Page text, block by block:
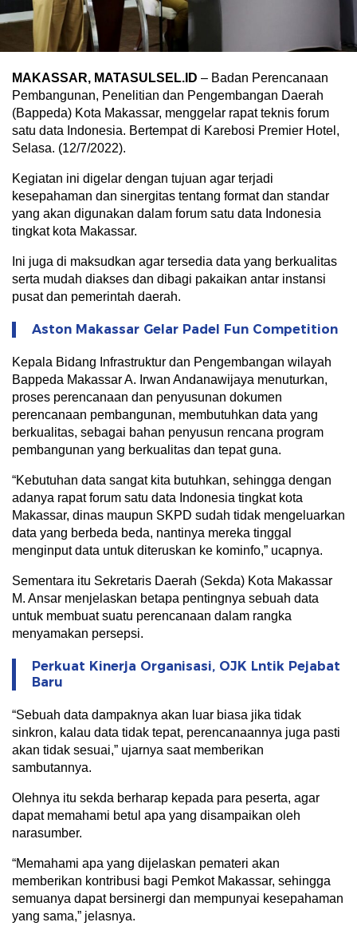
MAKASSAR, MATASULSEL.ID – Badan Perencanaan
Pembangunan, Penelitian dan Pengembangan Daerah
(Bappeda) Kota Makassar, menggelar rapat teknis forum
satu data Indonesia. Bertempat di Karebosi Premier Hotel,
Selasa. (12/7/2022).
Kegiatan ini digelar dengan tujuan agar terjadi
kesepahaman dan sinergitas tentang format dan standar
yang akan digunakan dalam forum satu data Indonesia
tingkat kota Makassar.
Ini juga di maksudkan agar tersedia data yang berkualitas
serta mudah diakses dan dibagi pakaikan antar instansi
pusat dan pemerintah daerah.
Aston Makassar Gelar Padel Fun Competition
Kepala Bidang Infrastruktur dan Pengembangan wilayah
Bappeda Makassar A. Irwan Andanawijaya menuturkan,
proses perencanaan dan penyusunan dokumen
perencanaan pembangunan, membutuhkan data yang
berkualitas, sebagai bahan penyusun rencana program
pembangunan yang berkualitas dan tepat guna.
“Kebutuhan data sangat kita butuhkan, sehingga dengan
adanya rapat forum satu data Indonesia tingkat kota
Makassar, dinas maupun SKPD sudah tidak mengeluarkan
data yang berbeda beda, nantinya mereka tinggal
menginput data untuk diteruskan ke kominfo,” ucapnya.
Sementara itu Sekretaris Daerah (Sekda) Kota Makassar
M. Ansar menjelaskan betapa pentingnya sebuah data
untuk membuat suatu perencanaan dalam rangka
menyamakan persepsi.
Perkuat Kinerja Organisasi, OJK Lntik Pejabat
Baru
“Sebuah data dampaknya akan luar biasa jika tidak
sinkron, kalau data tidak tepat, perencanaannya juga pasti
akan tidak sesuai,” ujarnya saat memberikan
sambutannya.
Olehnya itu sekda berharap kepada para peserta, agar
dapat memahami betul apa yang disampaikan oleh
narasumber.
“Memahami apa yang dijelaskan pemateri akan
memberikan kontribusi bagi Pemkot Makassar, sehingga
semuanya dapat bersinergi dan mempunyai kesepahaman
yang sama,” jelasnya.